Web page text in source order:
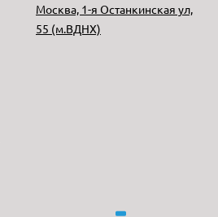
Москва, 1-я Останкинская ул,
55 (м.ВДНХ)